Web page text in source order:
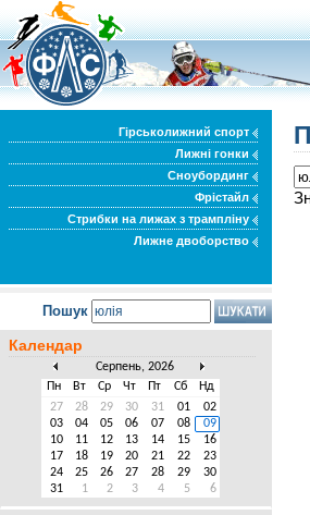
Гірськолижний спорт
Лижні гонки
Сноубординг
Фрістайл
Стрибки на лижах з трампліну
Лижне двоборство
Пошук
Календар
Серпень, 2026
Пн
Вт Ср Чт Пт Сб
Нд
27
28 29 30 31 01
02
03
04 05 06 07 08
09
10
11 12 13 14 15
16
17
18 19 20 21 22
23
24
25 26 27 28 29
30
31
1 2 3 4 5 6